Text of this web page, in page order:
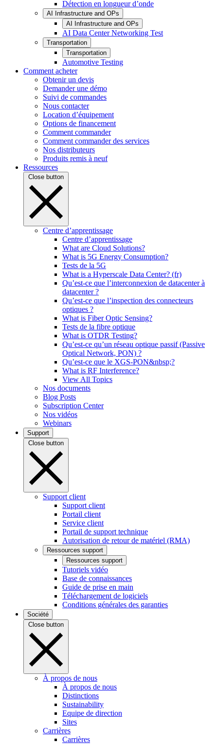
Détection en longueur d’onde
AI Infrastructure and OPs
AI Infrastructure and OPs
AI Data Center Networking Test
Transportation
Transportation
Automotive Testing
Comment acheter
Obtenir un devis
Demander une démo
Suivi de commandes
Nous contacter
Location d’équipement
Options de financement
Comment commander
Comment commander des services
Nos distributeurs
Produits remis à neuf
Ressources
Close button
Centre d’apprentissage
Centre d’apprentissage
What are Cloud Solutions?
What is 5G Energy Consumption?
Tests de la 5G
What is a Hyperscale Data Center? (fr)
Qu’est-ce que l’interconnexion de datacenter à
datacenter ?
Qu’est-ce que l’inspection des connecteurs
optiques ?
What is Fiber Optic Sensing?
Tests de la fibre optique
What is OTDR Testing?
Qu’est-ce qu’un réseau optique passif (Passive
Optical Network, PON) ?
Qu’est-ce que le XGS-PON&nbsp;?
What is RF Interference?
View All Topics
Nos documents
Blog Posts
Subscription Center
Nos vidéos
Webinars
Support
Close button
Support client
Support client
Portail client
Service client
Portail de support technique
Autorisation de retour de matériel (RMA)
Ressources support
Ressources support
Tutoriels vidéo
Base de connaissances
Guide de prise en main
Téléchargement de logiciels
Conditions générales des garanties
Société
Close button
À propos de nous
À propos de nous
Distinctions
Sustainability
Equipe de direction
Sites
Carrières
Carrières